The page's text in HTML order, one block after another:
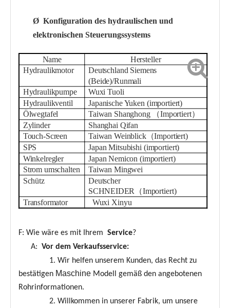
Ø Konfiguration des hydraulischen und
elektronischen Steuerungssystems
Name
Hersteller
Hydraulikmotor
Deutschland Siemens
(Beide)/Runmali
Hydraulikpumpe
Wuxi Tuoli
Hydraulikventil
Japanische Yuken (importiert)
Ölwegtafel Taiwan Shanghong （Importiert）
Zylinder
Shanghai Qifan
Touch-Screen
TaiwanWeinblick（Importiert)
SPS
Japan Mitsubishi (importiert)
Winkelregler
Japan Nemicon (importiert)
Strom umschalten
Taiwan Mingwei
Schütz
Deutscher
SCHNEIDER
（Importiert)
Transformator
Wuxi Xinyu
F: Wie wäre es mit Ihrem Service?
A: Vor dem Verkaufsservice:
1. Wir helfen unserem Kunden, das Recht zu
bestätigen Maschine Modell gemäß den angebotenen
Rohrinformationen.
2. Willkommen in unserer Fabrik, um unsere